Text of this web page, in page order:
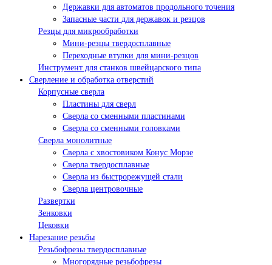
Державки для автоматов продольного точения
Запасные части для державок и резцов
Резцы для микрообработки
Мини-резцы твердосплавные
Переходные втулки для мини-резцов
Инструмент для станков швейцарского типа
Сверление и обработка отверстий
Корпусные сверла
Пластины для сверл
Сверла со сменными пластинами
Сверла со сменными головками
Сверла монолитные
Сверла с хвостовиком Конус Морзе
Сверла твердосплавные
Сверла из быстрорежущей стали
Сверла центровочные
Развертки
Зенковки
Цековки
Нарезание резьбы
Резьбофрезы твердосплавные
Многорядные резьбофрезы